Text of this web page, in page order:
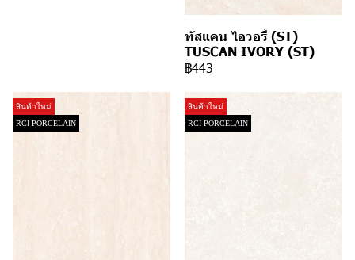
ทัสแคน ไอวอรี่ (ST)
TUSCAN IVORY (ST)
฿443
สินค้าใหม่
RCI PORCELAIN
สินค้าใหม่
RCI PORCELAIN